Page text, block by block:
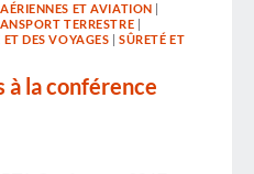
ET AVIATION |
TERRESTRE |
DES VOYAGES |SÛRETÉ ET
à la conférence